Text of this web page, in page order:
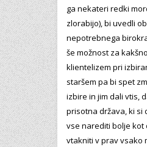
ga nekateri redki
zlorabijo), bi uvedli
nepotrebnega
še možnost za
klientelizem pri
staršem pa bi spet
izbire in jim dali vtis,
prisotna država, ki si
vse narediti bolje kot
vtakniti v prav vsako